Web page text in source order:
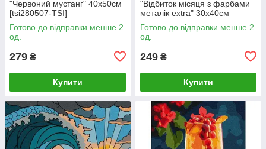
"Червоний мустанг" 40х50см
[tsi280507-TSI]
Готово до відправки менше 2
од.
279 ₴
Купити
"Відбиток місяця з фарбами
металік extra" 30х40см
[tsi280799-TSI]
Готово до відправки менше 2
од.
249 ₴
Купити